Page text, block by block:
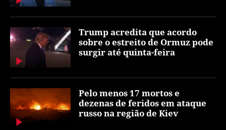
Trump acredita que acordo
sobre o estreito de Ormuz pode
surgir até quinta-feira
Pelo menos 17 mortos e
dezenas de feridos em ataque
russo na região de Kiev